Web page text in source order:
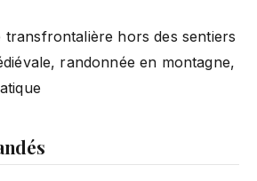
transfrontalière hors des sentiers
randonnée en montagne,